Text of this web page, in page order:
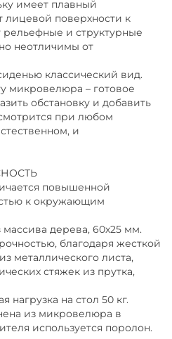
имеет плавный
лицевой поверхности к
и структурные
неотличимы от
классический вид.
микровелюра – готовое
обстановку и добавить
при любом
и
повышенной
к окружающим
дерева, 60х25 мм.
благодаря жесткой
металлического листа,
стяжек из прутка,
нагрузка на стол 50 кг.
из микровелюра в
используется поролон.